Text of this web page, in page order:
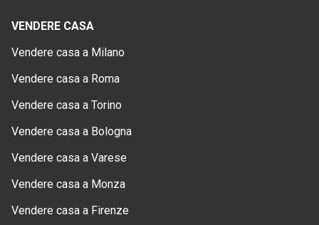
VENDERE CASA
Vendere casa a Milano
Vendere casa a Roma
Vendere casa a Torino
Vendere casa a Bologna
Vendere casa a Varese
Vendere casa a Monza
Vendere casa a Firenze